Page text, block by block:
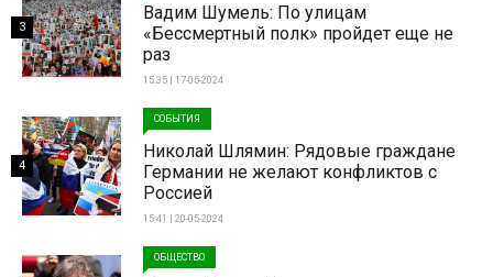
Вадим Шумель: По улицам
«Бессмертный полк» пройдет еще не
раз
15:35 | 17-05-2024
3
СОБЫТИЯ
Николай Шлямин: Рядовые граждане
Германии не желают конфликтов с
Россией
15:41 | 20-05-2024
4
ОБЩЕСТВО